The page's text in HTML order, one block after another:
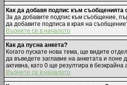
Как да добавя подпис към съобщенията
За да добавите подпис към съобщение,
да добавите подписа в края на
Върнете се в началото
Как да пусна анкета?
Когато пускате нова тема, ще видите
да въведете заглавие на анкетата и поне
активна, като 0 ще резултира в
Върнете се в началото